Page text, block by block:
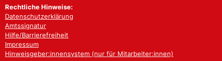
Rechtliche Hinweise:
Datenschutzerklärung
Amtssignatur
Hilfe/Barrierefreiheit
Impressum
Hinweisgeber:innensystem (nur für Mitarbeiter:innen)